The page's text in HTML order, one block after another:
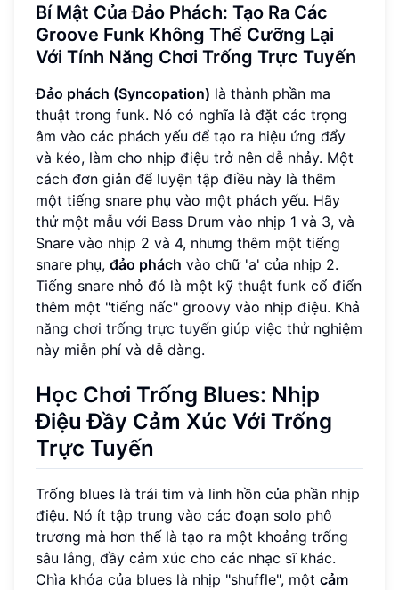
Bí Mật Của Đảo Phách: Tạo Ra Các
Groove Funk Không Thể Cưỡng Lại
Với Tính Năng Chơi Trống Trực Tuyến
Đảo phách (Syncopation) là thành phần ma
thuật trong funk. Nó có nghĩa là đặt các trọng
âm vào các phách yếu để tạo ra hiệu ứng đẩy
và kéo, làm cho nhịp điệu trở nên dễ nhảy. Một
cách đơn giản để luyện tập điều này là thêm
một tiếng snare phụ vào một phách yếu. Hãy
thử một mẫu với Bass Drum vào nhịp 1 và 3, và
Snare vào nhịp 2 và 4, nhưng thêm một tiếng
snare phụ, đảo phách vào chữ 'a' của nhịp 2.
Tiếng snare nhỏ đó là một kỹ thuật funk cổ điển
thêm một "tiếng nấc" groovy vào nhịp điệu. Khả
năng chơi trống trực tuyến giúp việc thử nghiệm
này miễn phí và dễ dàng.
Học Chơi Trống Blues: Nhịp
Điệu Đầy Cảm Xúc Với Trống
Trực Tuyến
Trống blues là trái tim và linh hồn của phần nhịp
điệu. Nó ít tập trung vào các đoạn solo phô
trương mà hơn thế là tạo ra một khoảng trống
sâu lắng, đầy cảm xúc cho các nhạc sĩ khác.
Chìa khóa của blues là nhịp "shuffle", một cảm